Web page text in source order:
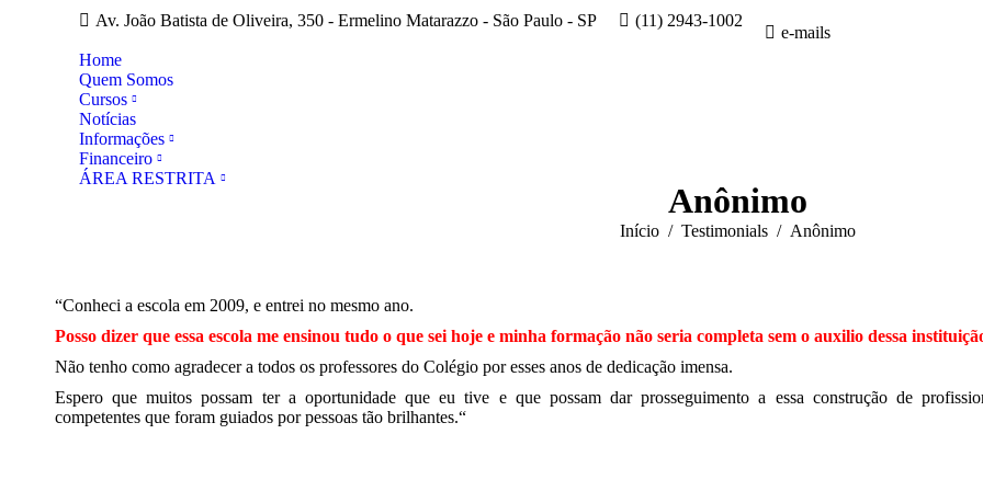
Av. João Batista de Oliveira, 350 - Ermelino Matarazzo - São Paulo - SP (11) 2943-1002
e-mails
Home
Quem Somos
Cursos
Notícias
Informações
Financeiro
ÁREA RESTRITA
Anônimo
Você está aqui:
Início Testimonials Anônimo
“Conheci a escola em 2009, e entrei no mesmo ano.
Posso dizer que essa escola me ensinou tudo o que sei hoje e minha formação não seria completa sem o auxilio dessa
Não tenho como agradecer a todos os professores do Colégio por esses anos de dedicação imensa.
Espero que muitos possam ter a oportunidade que eu tive e que possam dar prosseguimento a essa construção de
competentes que foram guiados por pessoas tão brilhantes.“